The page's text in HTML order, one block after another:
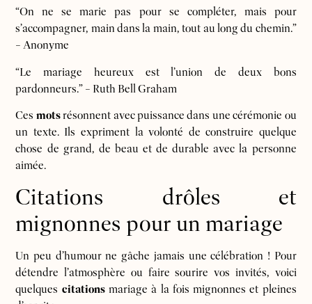
“On ne se marie pas pour se compléter, mais pour
s’accompagner, main dans la main, tout au long du chemin.”
– Anonyme
“Le mariage heureux est l’union de deux bons
pardonneurs.” – Ruth Bell Graham
Ces motsrésonnent avec puissance dans une cérémonie ou
un texte. Ils expriment la volonté de construire quelque
chose de grand, de beau et de durable avec la personne
aimée.
Citations drôles et
mignonnes pour un mariage
Un peu d’humour ne gâche jamais une célébration ! Pour
détendre l’atmosphère ou faire sourire vos invités, voici
quelques citationsmariage à la fois mignonnes et pleines